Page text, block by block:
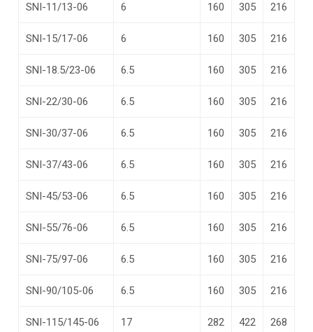
SNI-11/13-06 6 160 305 216
SNI-15/17-06 6 160 305 216
SNI-18.5/23-06 6.5 160 305 216
SNI-22/30-06 6.5 160 305 216
SNI-30/37-06 6.5 160 305 216
SNI-37/43-06 6.5 160 305 216
SNI-45/53-06 6.5 160 305 216
SNI-55/76-06 6.5 160 305 216
SNI-75/97-06 6.5 160 305 216
SNI-90/105-06 6.5 160 305 216
SNI-115/145-06 17 282 422 268